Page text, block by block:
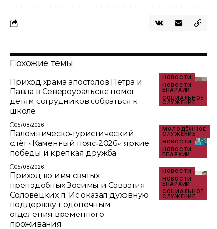
Похожие темы
НОВОСТИ
НОВОСТИ
ЕПАРХИИ
СОЦИАЛЬНОЕ
СЛУЖЕНИЕ
Приход храма апостолов Петра и
Павла в Североуральске помог
детям сотрудников собраться к
школе
05/08/2026
МОЛОДЁЖНОЕ
СЛУЖЕНИЕ
НОВОСТИ
НОВОСТИ
ЕПАРХИИ
Паломническо‑туристический
слёт «Каменный пояс‑2026»: яркие
победы и крепкая дружба
05/08/2026
НОВОСТИ
НОВОСТИ
ЕПАРХИИ
СОЦИАЛЬНОЕ
СЛУЖЕНИЕ
Приход во имя святых
преподобных Зосимы и Савватия
Соловецких п. Ис оказал духовную
поддержку подопечным
отделения временного
проживания